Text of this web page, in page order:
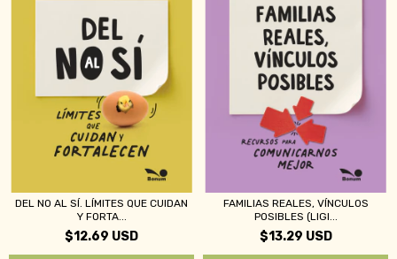
DEL NO AL SÍ. LÍMITES QUE CUIDAN
Y FORTA...
$12.69 USD
FAMILIAS REALES, VÍNCULOS
POSIBLES (LIGI...
$13.29 USD